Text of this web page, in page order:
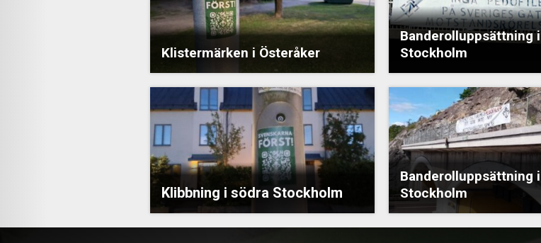
Klistermärken i Österåker
Banderolluppsättning i
Stockholm
Klibbning i södra Stockholm
Banderolluppsättning i
Stockholm